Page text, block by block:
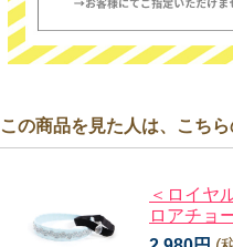
この商品を見た人は、こち
＜ロイヤ
ロアチョ